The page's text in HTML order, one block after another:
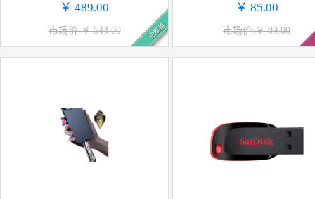
￥ 489.00
市场价:￥ 544.00 史泰博
￥ 85.00
市场价:￥ 89.00